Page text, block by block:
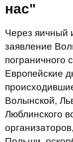
нас"
Через яичный
заявление
Европейские
Волынской,
Люблинского